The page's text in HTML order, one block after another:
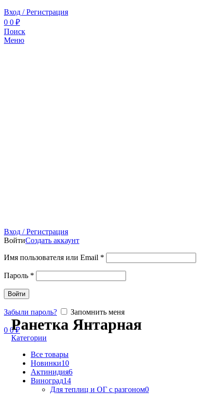
Вход / Регистрация
0 0 ₽
Поиск
Меню
Вход / Регистрация
ВойтиСоздать аккаунт
Имя пользователя или Email *
Пароль *
Войти
Забыли пароль? Запомнить меня
0 0₽
Ранетка Янтарная
Категории
Все товары
Новинки10
Актинидия6
Виноград14
Для теплиц и ОГ с разгоном0